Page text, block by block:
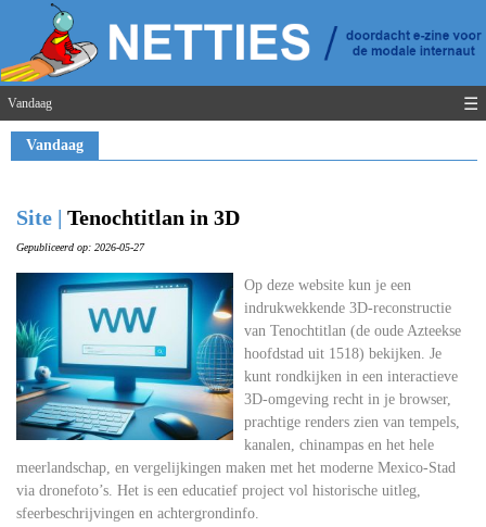
Vandaag ☰
Vandaag
Site | Tenochtitlan in 3D
Gepubliceerd op: 2026-05-27
Op deze website kun je een
indrukwekkende 3D-reconstructie
van Tenochtitlan (de oude Azteekse
hoofdstad uit 1518) bekijken. Je
kunt rondkijken in een interactieve
3D-omgeving recht in je browser,
prachtige renders zien van tempels,
kanalen, chinampas en het hele
meerlandschap, en vergelijkingen maken met het moderne Mexico-Stad
via dronefoto’s. Het is een educatief project vol historische uitleg,
sfeerbeschrijvingen en achtergrondinfo.